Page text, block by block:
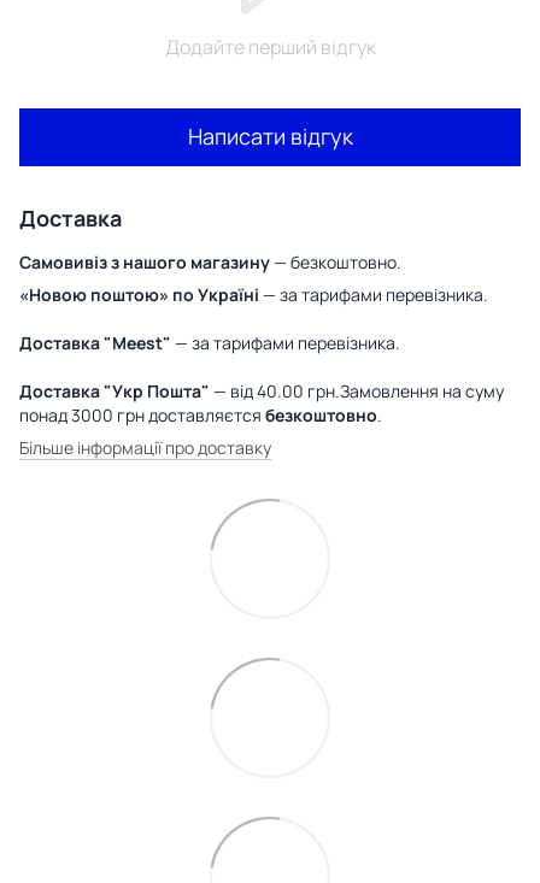
Додайте перший відгук
Написати відгук
Доставка
Самовивіз з нашого магазину— безкоштовно.
«Новою поштою» по Україні — за тарифами перевізника.
Доставка "Meest" — за тарифами перевізника.
Доставка "Укр Пошта" — від 40.00 грн.Замовлення на суму
понад 3000 грн доставляєтся безкоштовно.
Більше інформації про доставку